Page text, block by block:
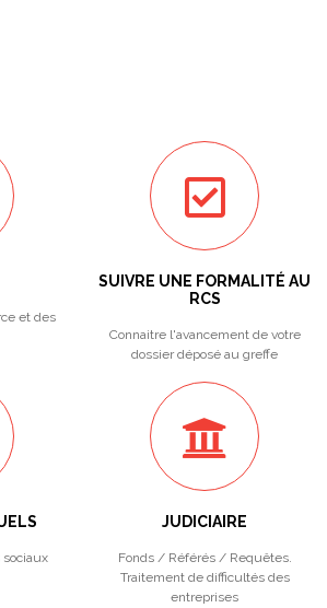
et des
SUIVRE UNE FORMALITÉ AU
RCS
Connaitre l'avancement de votre
dossier déposé au greffe
sociaux
JUDICIAIRE
Fonds / Référés / Requêtes.
Traitement de difficultés des
entreprises